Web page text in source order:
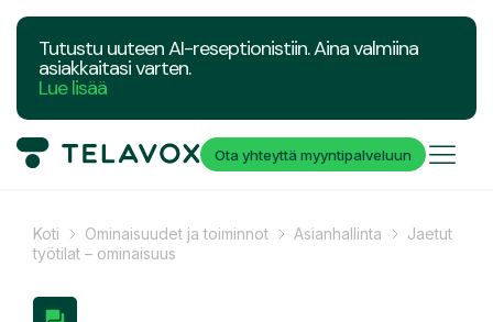
Tutustu uuteen AI-reseptionistiin. Aina valmiina
asiakkaitasi varten.
Lue lisää
Ota yhteyttä myyntipalveluun
Koti Ominaisuudet ja toiminnot Asianhallinta
Jaetut
työtilat – ominaisuus